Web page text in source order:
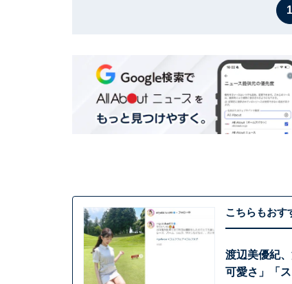
1
こちらもおす
渡辺美優紀
可愛さ」「